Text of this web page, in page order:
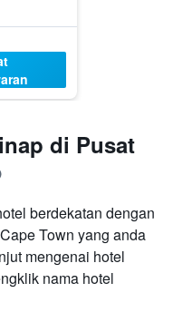
di Pusat
berdekatan dengan
Town yang anda
mengenai hotel
nama hotel